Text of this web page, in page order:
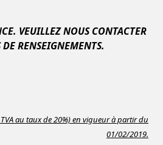
VEUILLEZ NOUS CONTACTER
RENSEIGNEMENTS.
au taux de 20%) en vigueur à partir du
01/02/2019.